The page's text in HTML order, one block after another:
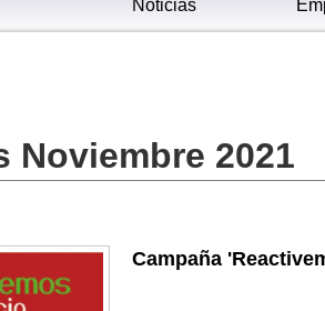
Noticias
Noviembre 2021
Campaña